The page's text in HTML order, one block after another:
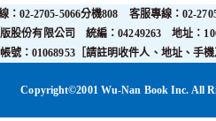
：02-2705-5066分機808 客服專線：02-
股份有限公司 統編：04249263 地址：
號：01068953［請註明收件人、地址、手機
Copyright©2001 Wu-Nan Book Inc. All